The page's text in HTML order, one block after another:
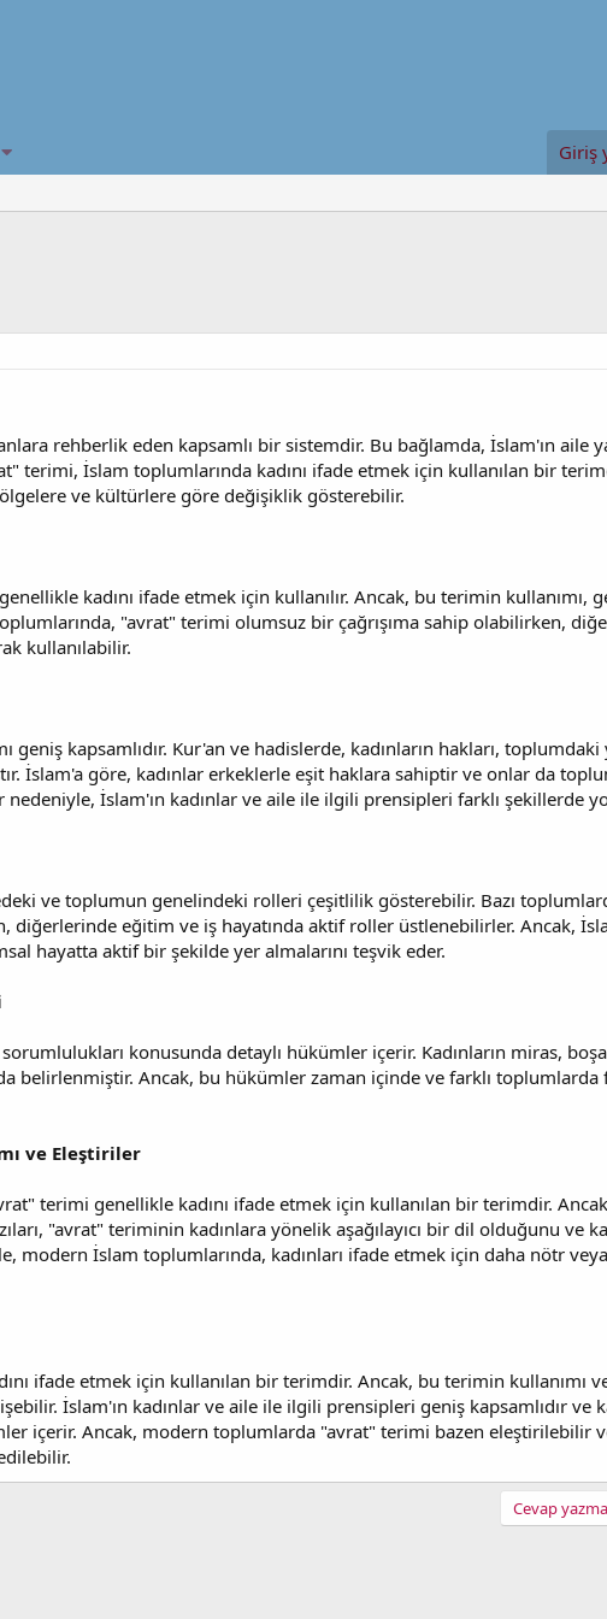
Giriş
rehberlik eden kapsamlı bir sistemdir. Bu bağlamda, İslam'ın aile
terimi, İslam toplumlarında kadını ifade etmek için kullanılan bir
ve kültürlere göre değişiklik gösterebilir.
kadını ifade etmek için kullanılır. Ancak, bu terimin kullanımı,
"avrat" terimi olumsuz bir çağrışıma sahip olabilirken,
kullanılabilir.
geniş kapsamlıdır. Kur'an ve hadislerde, kadınların hakları,
İslam'a göre, kadınlar erkeklerle eşit haklara sahiptir ve onlar da
nedeniyle, İslam'ın kadınlar ve aile ile ilgili prensipleri farklı şekillerde
ve toplumun genelindeki rolleri çeşitlilik gösterebilir. Bazı
diğerlerinde eğitim ve iş hayatında aktif roller üstlenebilirler. Ancak,
hayatta aktif bir şekilde yer almalarını teşvik eder.
konusunda detaylı hükümler içerir. Kadınların miras,
belirlenmiştir. Ancak, bu hükümler zaman içinde ve farklı
ve Eleştiriler
terimi genellikle kadını ifade etmek için kullanılan bir terimdir.
"avrat" teriminin kadınlara yönelik aşağılayıcı bir dil olduğunu ve
modern İslam toplumlarında, kadınları ifade etmek için daha nötr
ifade etmek için kullanılan bir terimdir. Ancak, bu terimin kullanımı
İslam'ın kadınlar ve aile ile ilgili prensipleri geniş kapsamlıdır ve
içerir. Ancak, modern toplumlarda "avrat" terimi bazen eleştirilebilir
Cevap